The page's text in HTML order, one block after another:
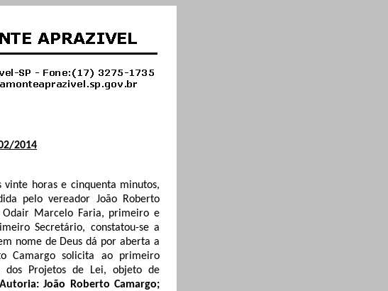
2014
horas e cinquenta minutos,
pelo vereador João Roberto
Odair Marcelo Faria, primeiro e
Secretário, constatou-se a
nome de Deus dá por aberta a
Camargo solicita ao primeiro
dos Projetos de Lei, objeto de
João Roberto Camargo;